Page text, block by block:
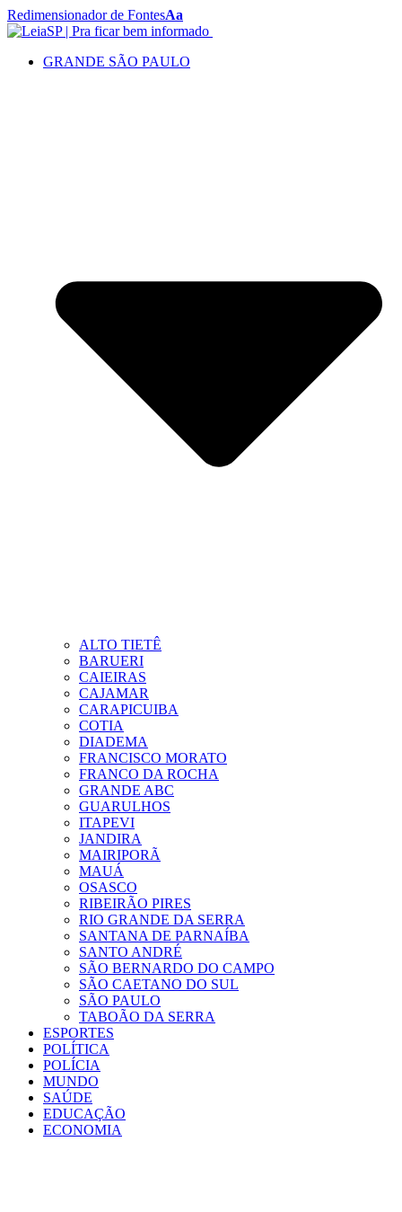
Redimensionador de FontesAa
GRANDE SÃO PAULO
ALTO TIETÊ
BARUERI
CAIEIRAS
CAJAMAR
CARAPICUIBA
COTIA
DIADEMA
FRANCISCO MORATO
FRANCO DA ROCHA
GRANDE ABC
GUARULHOS
ITAPEVI
JANDIRA
MAIRIPORÃ
MAUÁ
OSASCO
RIBEIRÃO PIRES
RIO GRANDE DA SERRA
SANTANA DE PARNAÍBA
SANTO ANDRÉ
SÃO BERNARDO DO CAMPO
SÃO CAETANO DO SUL
SÃO PAULO
TABOÃO DA SERRA
ESPORTES
POLÍTICA
POLÍCIA
MUNDO
SAÚDE
EDUCAÇÃO
ECONOMIA